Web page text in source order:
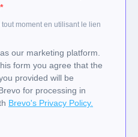
moment en utilisant le lien
our marketing platform.
form you agree that the
provided will be
for processing in
Brevo's Privacy Policy.